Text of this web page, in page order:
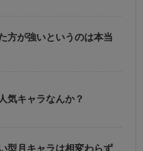
方が強いというのは本当
気キャラなんか？
型月キャラは相変わらず